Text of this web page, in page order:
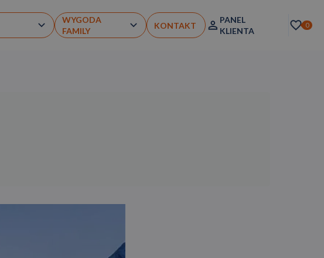
WYGODA
FAMILY
KONTAKT
PANEL
KLIENTA
0